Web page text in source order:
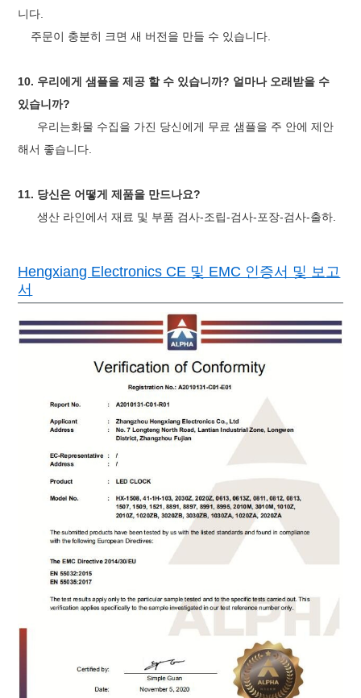
니다.
주문이 충분히 크면 새 버전을 만들 수 있습니다.
10. 우리에게 샘플을 제공 할 수 있습니까? 얼마나 오래받을 수
있습니까?
우리는화물 수집을 가진 당신에게 무료 샘플을 주 안에 제안
해서 좋습니다.
11. 당신은 어떻게 제품을 만드나요?
생산 라인에서 재료 및 부품 검사-조립-검사-포장-검사-출하.
Hengxiang Electronics CE 및 EMC 인증서 및 보고
서